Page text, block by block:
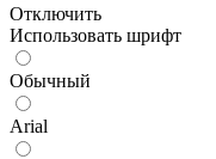
Отключить
Использовать шрифт
Обычный
Arial